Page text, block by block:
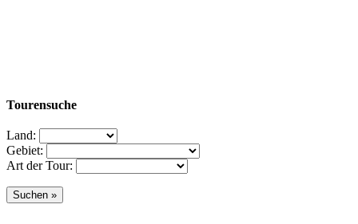
Tourensuche
Land:
Gebiet:
Art der Tour: